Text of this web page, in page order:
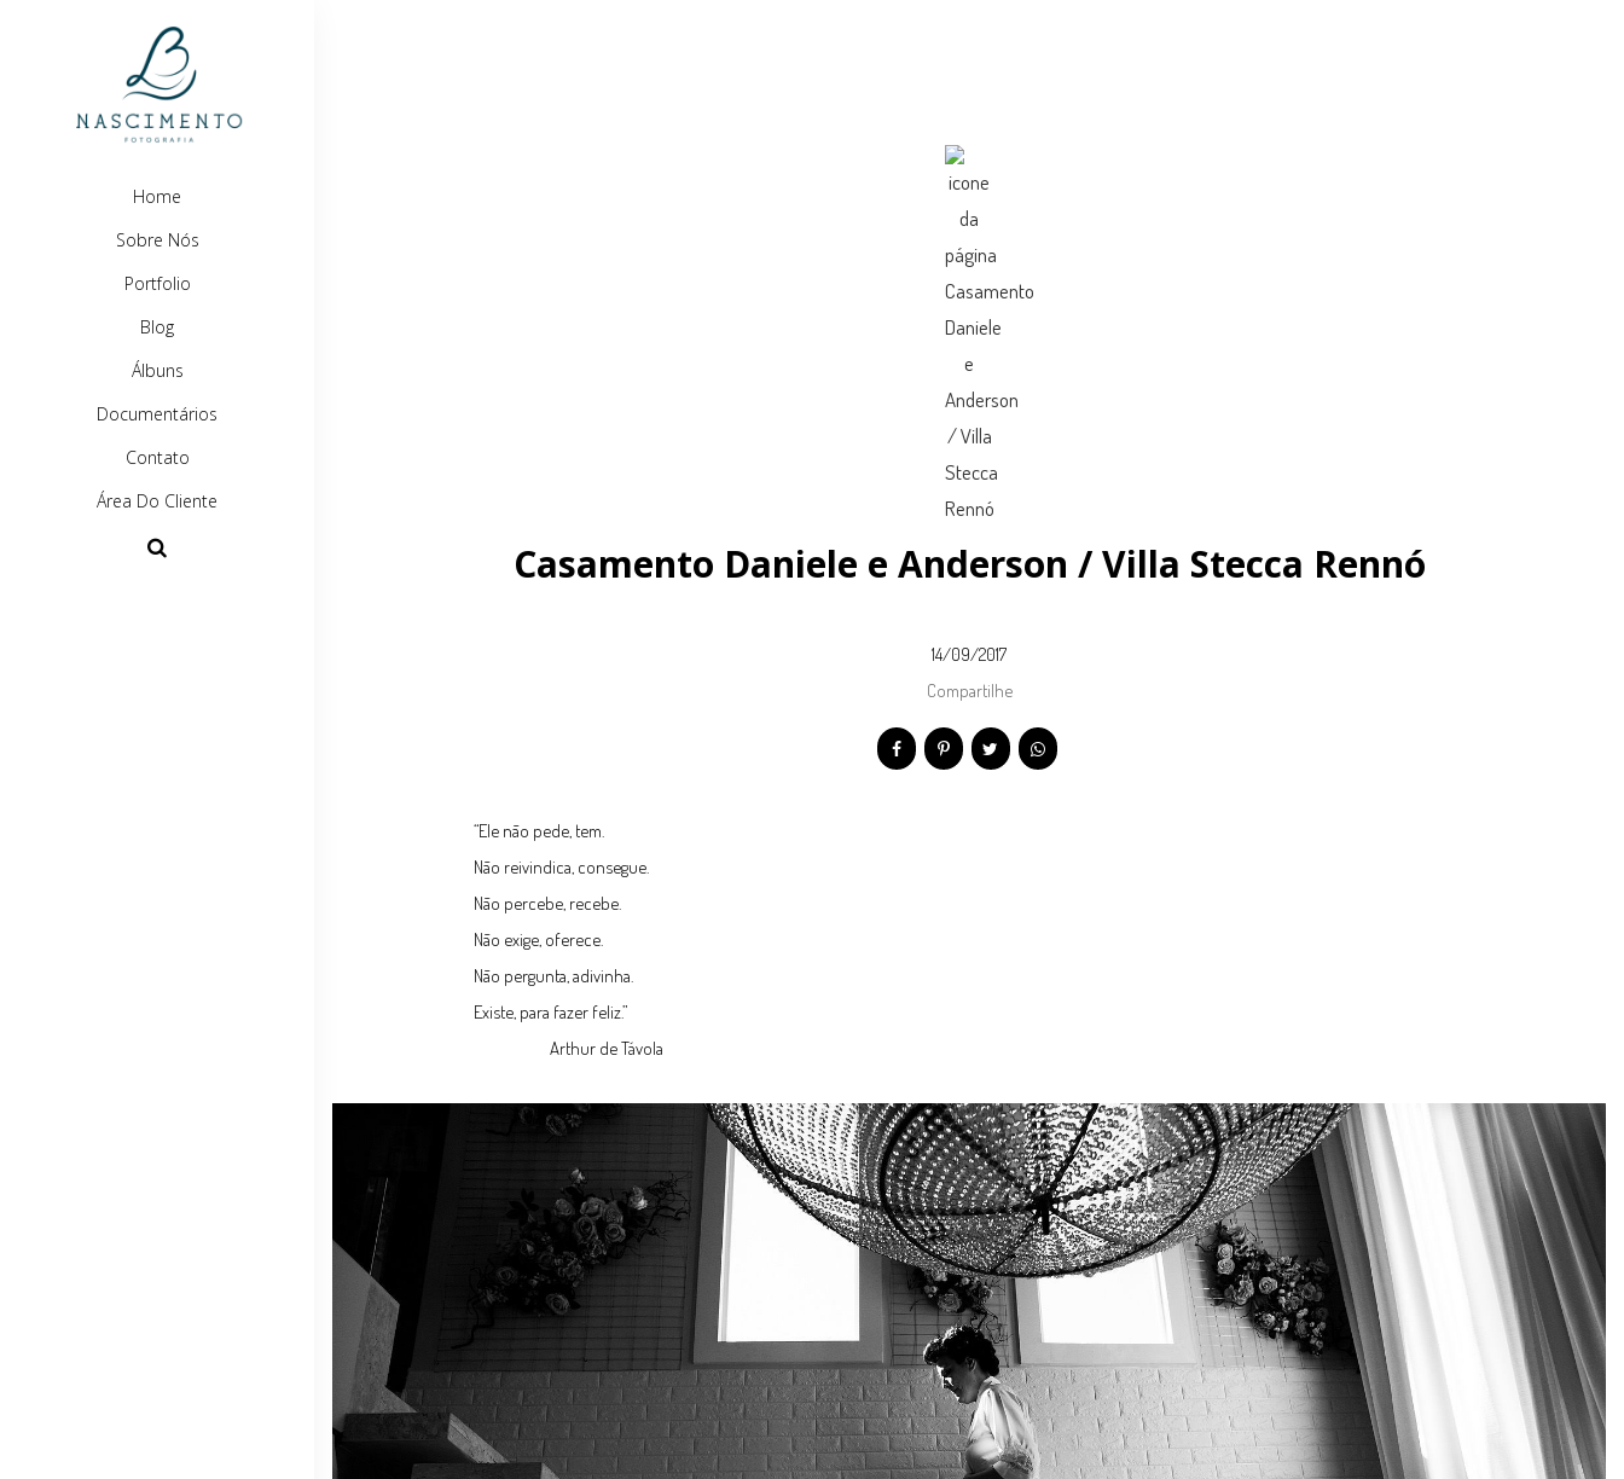
Home
Sobre Nós
Portfolio
Blog
Álbuns
Documentários
Contato
Área Do Cliente
Casamento Daniele e Anderson / Villa Stecca Rennó
14/09/2017
Compartilhe
“Ele não pede, tem.
Não reivindica, consegue.
Não percebe, recebe.
Não exige, oferece.
Não pergunta, adivinha.
Existe, para fazer feliz.”
Arthur de Távola